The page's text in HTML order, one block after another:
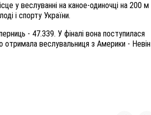
у веслуванні на каное-одиночці на 200 м
і спорту України.
- 47.339. У фіналі вона поступилася
веслувальниця з Америки - Невін